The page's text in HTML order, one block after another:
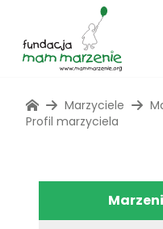
Marzyciele
Profil marzyciela